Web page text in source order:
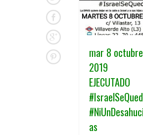
mar 8 octubre
2019
EJECUTADO
as